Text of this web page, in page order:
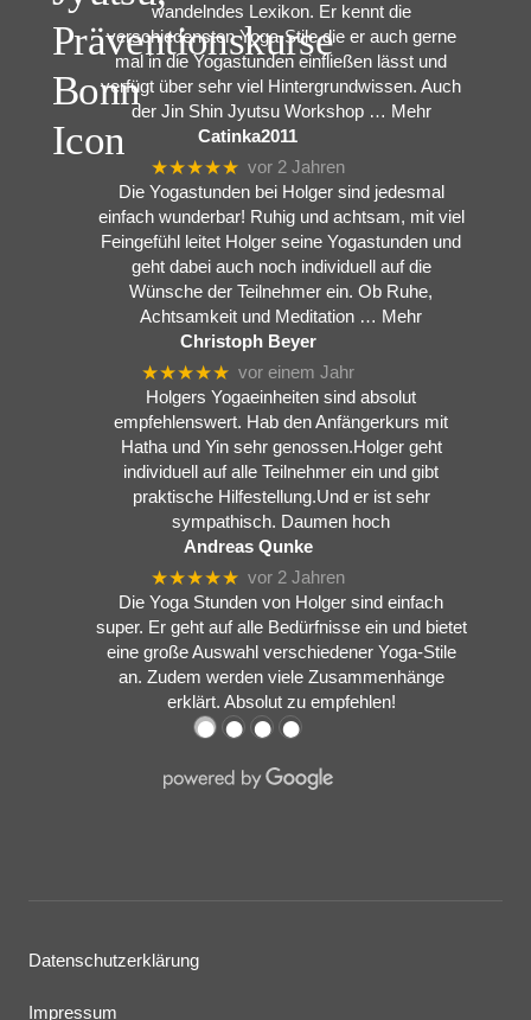
wandelndes Lexikon. Er kennt die
verschiedensten Yoga-Stile die er auch gerne
mal in die Yogastunden einfließen lässt und
verfügt über sehr viel Hintergrundwissen. Auch
der Jin Shin Jyutsu Workshop … Mehr
Catinka2011
★★★★★ vor 2 Jahren
Die Yogastunden bei Holger sind jedesmal
einfach wunderbar! Ruhig und achtsam, mit viel
Feingefühl leitet Holger seine Yogastunden und
geht dabei auch noch individuell auf die
Wünsche der Teilnehmer ein. Ob Ruhe,
Achtsamkeit und Meditation … Mehr
Christoph Beyer
★★★★★ vor einem Jahr
Holgers Yogaeinheiten sind absolut
empfehlenswert. Hab den Anfängerkurs mit
Hatha und Yin sehr genossen.Holger geht
individuell auf alle Teilnehmer ein und gibt
praktische Hilfestellung.Und er ist sehr
sympathisch. Daumen hoch
Andreas Qunke
★★★★★ vor 2 Jahren
Die Yoga Stunden von Holger sind einfach
super. Er geht auf alle Bedürfnisse ein und bietet
eine große Auswahl verschiedener Yoga-Stile
an. Zudem werden viele Zusammenhänge
erklärt. Absolut zu empfehlen!
●●●●
Datenschutzerklärung
Impressum